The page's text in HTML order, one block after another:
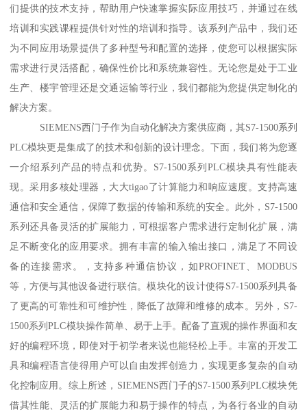
们提供的技术支持，帮助用户快速掌握实际应用技巧，并通过在线
培训和实践课程提供针对性的培训和指导。该系列产品中，我们还
为不同应用场景提供了多种型号和配置的选择，使您可以根据实际
需求进行灵活搭配，确保性价比和系统兼容性。无论您是处于工业
生产、楼宇管理还是交通运输等行业，我们都能为您提供定制化的
解决方案。
SIEMENS西门子作为自动化解决方案供应商，其S7-1500系列
PLC模块更是集成了的技术和创新的设计理念。下面，我们将为您逐
一介绍系列产品的特点和优势。S7-1500系列PLC模块具有性能表
现。采用多核处理器，大大tigao了计算能力和响应速度。支持高速
通信和安全通信，保障了数据的传输和系统的安全。此外，S7-1500
系列还具备灵活的扩展能力，可根据客户需求进行定制化扩展，满
足不断变化的应用要求。拥有丰富的输入输出接口，满足了不同设
备的连接需求。，支持多种通信协议，如PROFINET、MODBUS
等，方便与其他设备进行联信。模块化的设计使得S7-1500系列具备
了更高的可靠性和可维护性，降低了故障和维修的成本。另外，S7-
1500系列PLC模块操作简单、易于上手。配备了直观的操作界面和友
好的编程环境，即使对于初学者来说也能轻松上手。丰富的开发工
具和编程语言使得用户可以自由发挥创造力，实现更多复杂的自动
化控制应用。综上所述，SIEMENS西门子的S7-1500系列PLC模块凭
借其性能、灵活的扩展能力和易于操作的特点，为各行各业的自动